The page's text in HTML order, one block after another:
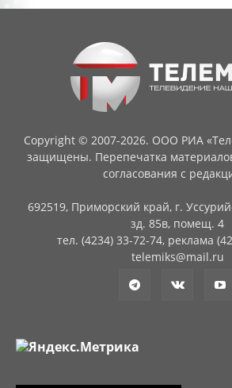
Copyright © 2007-2026. ООО РИА
защищены. Перепечатка
согласования с
692519, Приморский край, г.
зд. 85в, помещ. 4
тел. (4234) 33-72-74, реклама
telemiks@mail.ru